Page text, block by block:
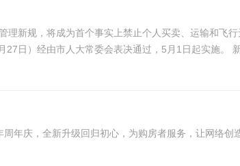
规，将成为首个事实上禁止个人买卖、运输和飞行无人
日报
年庆，全新升级回归初心，为购房者服务，让网络创